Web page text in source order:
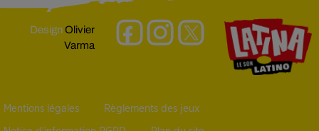
DesignOlivier
Varma
Mentions légales Règlements des jeux